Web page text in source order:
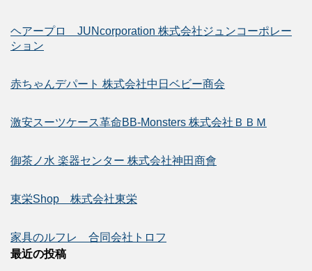
ヘアープロ JUNcorporation 株式会社ジュンコーポレー
ション
赤ちゃんデパート 株式会社中日ベビー商会
激安スーツケース革命BB-Monsters 株式会社ＢＢＭ
御茶ノ水 楽器センター 株式会社神田商會
東栄Shop 株式会社東栄
家具のルフレ 合同会社トロフ
最近の投稿